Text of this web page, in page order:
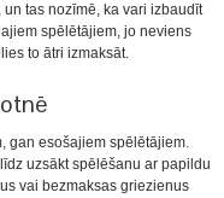
tas nozīmē, ka vari izbaudīt
spēlētājiem, jo neviens
to ātri izmaksāt.
gan esošajiem spēlētājiem.
uzsākt spēlēšanu ar papildu
vai bezmaksas griezienus